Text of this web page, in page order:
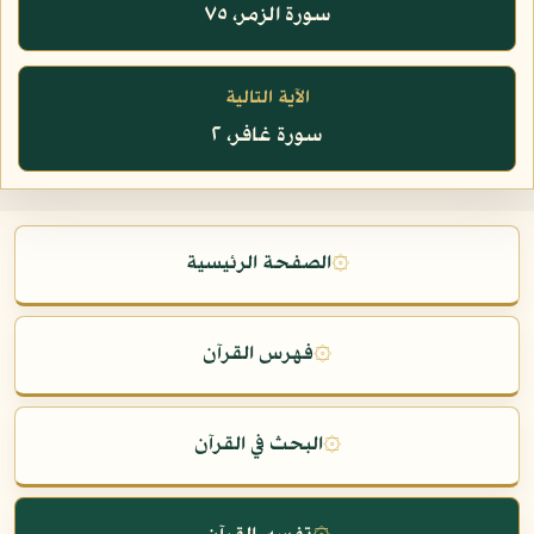
سورة الزمر، ٧٥
الآية التالية
سورة غافر، ٢
۞الصفحة الرئيسية
۞فهرس القرآن
۞البحث في القرآن